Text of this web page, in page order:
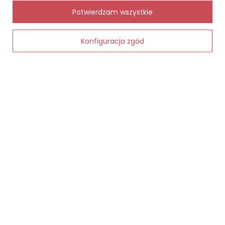
Dodaj do koszyka
Chcę zareklamować produkt
Chcę zwrócić produkt
Konfiguracja zgód
Potwierdzam wszystkie